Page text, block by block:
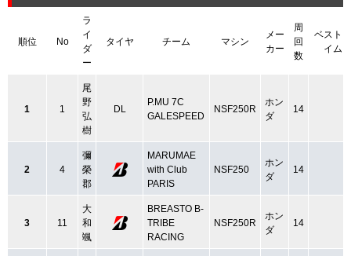
順位 No
ラ
イ
ダ
ー
タイヤ チーム マシン
メー
カー
周
回
数
ベストタ
イム
1 1
尾
野
弘
樹
DL
P.MU 7C
GALESPEED
NSF250R
ホン
ダ
14
2 4
彌
榮
郡
MARUMAE
with Club
PARIS
NSF250
ホン
ダ
14
3 11
大
和
颯
BREASTO B-
TRIBE
RACING
NSF250R
ホン
ダ
14